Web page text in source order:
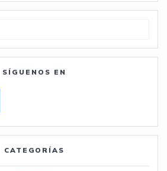
SÍGUENOS EN
CATEGORÍAS